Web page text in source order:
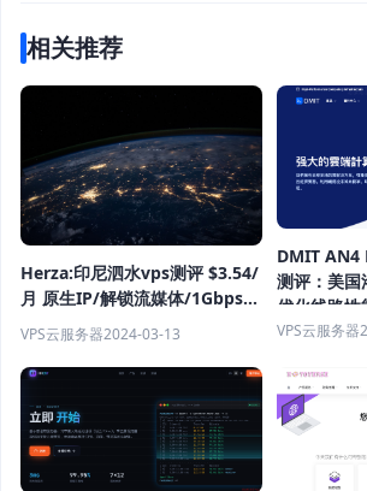
相关推荐
Herza:印尼泗水vps测评 $3.54/
月 原生IP/解锁流媒体/1Gbps带
宽 无限流量
VPS云服务器2024-03-13
DMIT AN4
测评：美国
优化线路性
VPS云服务器